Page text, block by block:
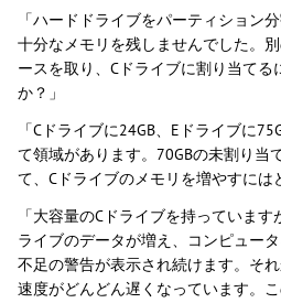
「ハードドライブをパーティション
十分なメモリを残しませんでした。
ースを取り、Cドライブに割り当て
か？」
「Cドライブに24GB、Eドライブに
て領域があります。70GBの未割り当
て、Cドライブのメモリを増やすには
「大容量のCドライブを持っていま
ライブのデータが増え、コンピュー
不足の警告が表示され続けます。そ
速度がどんどん遅くなっています。